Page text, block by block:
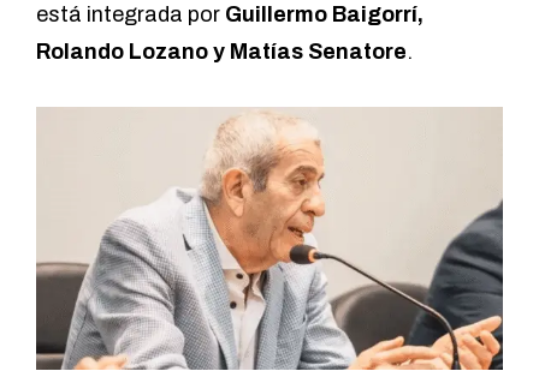
está integrada por Guillermo Baigorrí,
Rolando Lozano y Matías Senatore.